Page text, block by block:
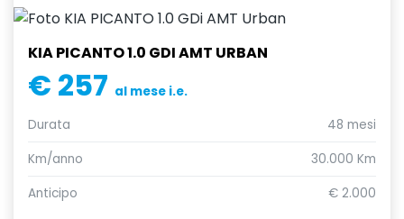
KIA PICANTO 1.0 GDI AMT URBAN
€ 257 al mese i.e.
Durata
48 mesi
Km/anno
30.000 Km
Anticipo
€ 2.000